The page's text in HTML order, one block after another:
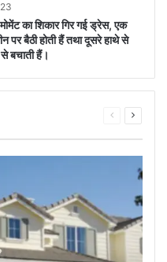
का शिकार गिर गई ड्रेस, एक
पर बैठी होती हैं तथा दूसरे हाथे से
बचाती हैं।
Previous
Next